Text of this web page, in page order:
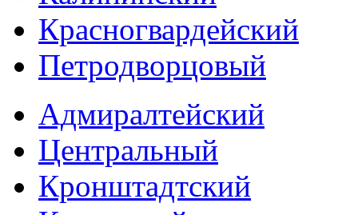
Красногвардейский
Петродворцовый
Адмиралтейский
Центральный
Кронштадтский